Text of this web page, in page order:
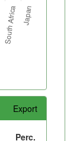
Export
Perc.